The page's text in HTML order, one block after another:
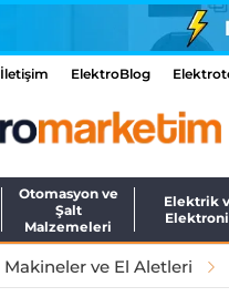
İletişim ElektroBlog
Otomasyon ve
Şalt
Malzemeleri
Elektrik
Makineler ve El Aletleri